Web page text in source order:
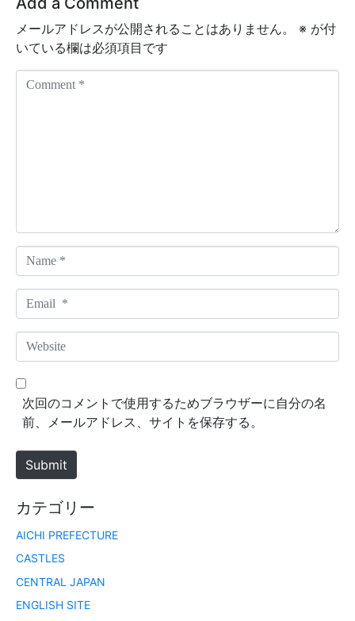
メールアドレスが公開されることはありません。 ※ が付
いている欄は必須項目です
a
m
*
m
a
*
W
e
b
e
次回のコメントで使用するためブラウザーに自分の名
前、メールアドレス、サイトを保存する。
Submit
カテゴリー
AICHI PREFECTURE
CASTLES
CENTRAL JAPAN
ENGLISH SITE